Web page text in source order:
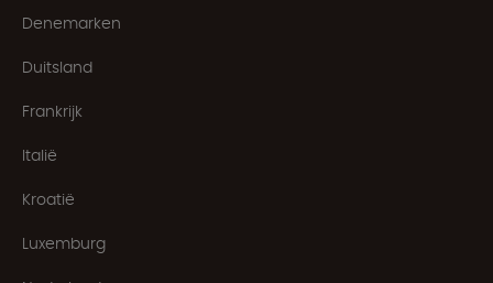
Denemarken
Duitsland
Frankrijk
Italië
Kroatië
Luxemburg